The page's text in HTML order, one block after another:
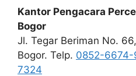
Kantor Pengacara
Bogor
Jl. Tegar Beriman No.
Bogor. Telp. 0852-6674-
7324